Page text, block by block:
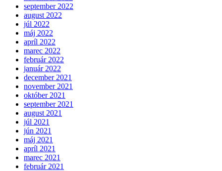
september 2022
august 2022
júl 2022
máj 2022
apríl 2022
marec 2022
február 2022
január 2022
december 2021
november 2021
október 2021
september 2021
august 2021
júl 2021
jún 2021
máj 2021
apríl 2021
marec 2021
február 2021